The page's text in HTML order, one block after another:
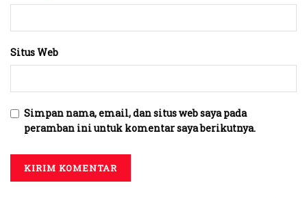
Situs Web
Simpan nama, email, dan situs web saya pada
peramban ini untuk komentar saya berikutnya.